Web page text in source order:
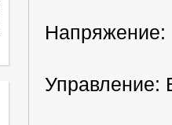
Напряжение:
Управление: